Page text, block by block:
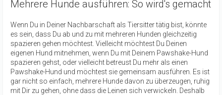
Mehrere Hunde ausführen: So wird's gemacht
Wenn Du in Deiner Nachbarschaft als Tiersitter tätig bist, könnte
es sein, dass Du ab und zu mit mehreren Hunden gleichzeitig
spazieren gehen möchtest. Vielleicht möchtest Du Deinen
eigenen Hund mitnehmen, wenn Du mit Deinem Pawshake-Hund
spazieren gehst, oder vielleicht betreust Du mehr als einen
Pawshake-Hund und möchtest sie gemeinsam ausführen. Es ist
gar nicht so einfach, mehrere Hunde davon zu überzeugen, ruhig
mit Dir zu gehen, ohne dass die Leinen sich verwickeln. Deshalb